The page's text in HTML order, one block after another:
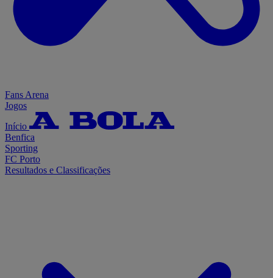
Fans Arena
Jogos
Início
Benfica
Sporting
FC Porto
Resultados e Classificações